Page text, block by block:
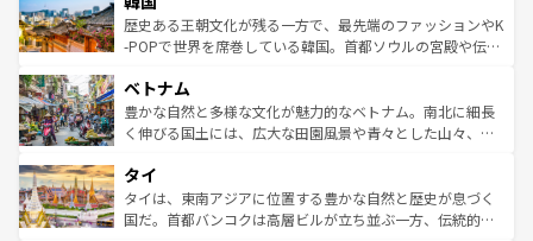
ビング、ハイキングなど、アウトドア好きにはたまらな
い。オーストラリアの多彩な魅力を存分に味わいつくそ
参照してほしい。
と山間の静けさが共存しており、訪れる人に新しい発見と
驚きをもたらしてくれる。また、奥深い台湾の食文化も魅
容にもいいと評判のスイーツなど、バラエティ豊かな料理
が味わえる。 なお、新着の台湾情報は コンテンツ一覧を参
照してほしい。
歴史ある王朝文化が残る一方で、最先端のファッションやK
-POPで世界を席巻している韓国。首都ソウルの宮殿や伝統
き、地方に足を延ばせば四季折々の自然美を楽しむことが
できる。そして、キムチや焼肉、絶品のストリートフード
まで、さまざまな韓国料理が待っている。夜には、韓国な
リティに包まれながら、韓国の多彩な魅力を心ゆくまで味
わってみてほしい。 なお、新着の韓国情報はコンテンツ一
覧を参照してほしい。
ベトナム
豊かな自然と多様な文化が魅力的なベトナム。南北に細長
く伸びる国土には、広大な田園風景や青々とした山々、世
急速な発展と共に伝統が息づく。ハノイの古い町並みやホ
ーチミン市のフランス統治時代の建物も、独特の雰囲気を
醸し出している。また、バラエティの豊かさとおいしさで
タイ
タイは、東南アジアに位置する豊かな自然と歴史が息づく
国だ。首都バンコクは高層ビルが立ち並ぶ一方、伝統的な